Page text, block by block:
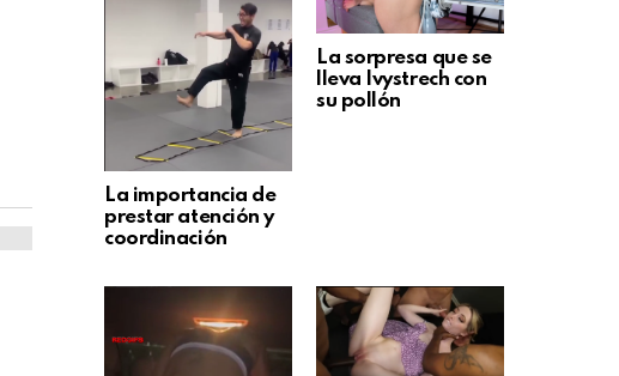
La importancia de
prestar atención y
coordinación
La sorpresa que se
lleva Ivystrech con
su pollón